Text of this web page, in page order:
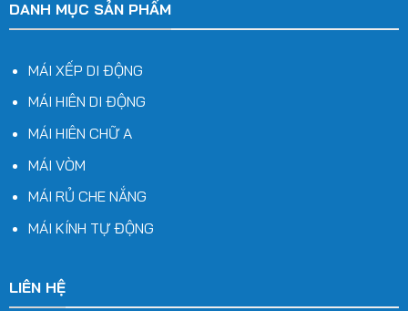
DANH MỤC SẢN PHẨM
MÁI XẾP DI ĐỘNG
MÁI HIÊN DI ĐỘNG
MÁI HIÊN CHỮ A
MÁI VÒM
MÁI RỦ CHE NẮNG
MÁI KÍNH TỰ ĐỘNG
LIÊN HỆ